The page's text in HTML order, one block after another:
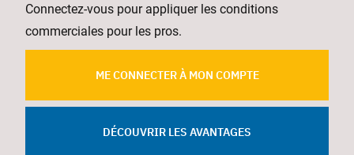
Connectez-vous pour appliquer les conditions
commerciales pour les pros.
ME CONNECTER À MON COMPTE
DÉCOUVRIR LES AVANTAGES